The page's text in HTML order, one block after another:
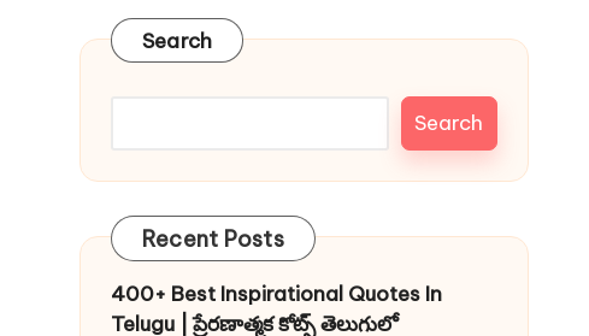
Search
Search
Recent Posts
400+ Best Inspirational Quotes In
Telugu | ప్రేరణాత్మక కోట్స్ తెలుగులో